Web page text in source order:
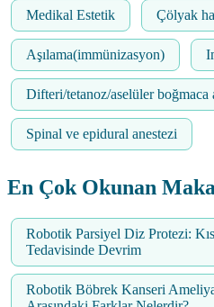
Medikal Estetik Çölyak
Aşılama(immünizasyon)
Difteri/tetanoz/aselüler boğmaca
Spinal ve epidural anestezi
En Çok Okunan
Robotik Parsiyel Diz Protezi:
Tedavisinde Devrim
Robotik Böbrek Kanseri